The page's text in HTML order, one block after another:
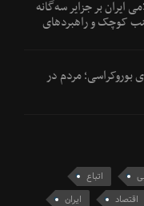
بر جزایر سه‌گانه
کوچک و راهبردهای
مردم در
اتباع
اقتصاد
ایران